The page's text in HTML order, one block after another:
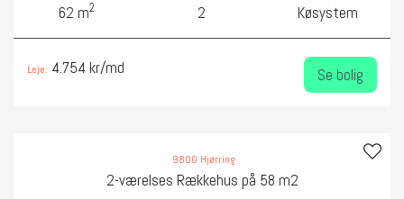
62 m2 2 Køsystem
Leje: 4.754 kr/md Se bolig
9800 Hjørring
2-værelses Rækkehus på 58 m2